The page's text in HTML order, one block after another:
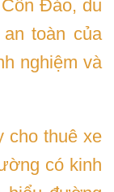
Đảo, du
toàn của
nghiệm và
cho thuê xe
có kinh